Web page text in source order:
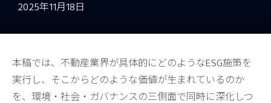
2025年11月18日
本稿では、不動産業界が具体的にどのようなESG施策を
実行し、そこからどのような価値が生まれているのか
を、環境・社会・ガバナンスの三側面で同時に深化しつ